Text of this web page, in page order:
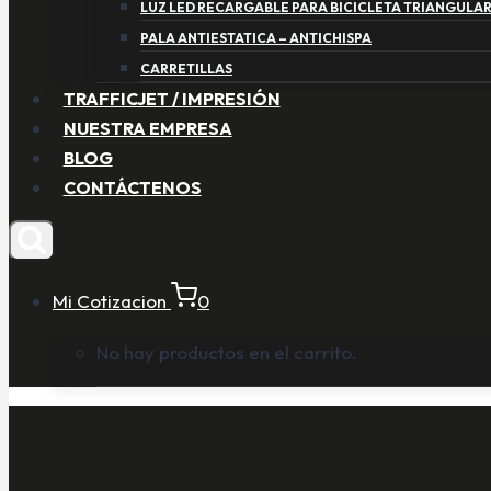
LUZ LED RECARGABLE PARA BICICLETA TRIANGULAR
PALA ANTIESTATICA – ANTICHISPA
CARRETILLAS
TRAFFICJET / IMPRESIÓN
NUESTRA EMPRESA
BLOG
CONTÁCTENOS
Mi Cotizacion 0
No hay productos en el carrito.